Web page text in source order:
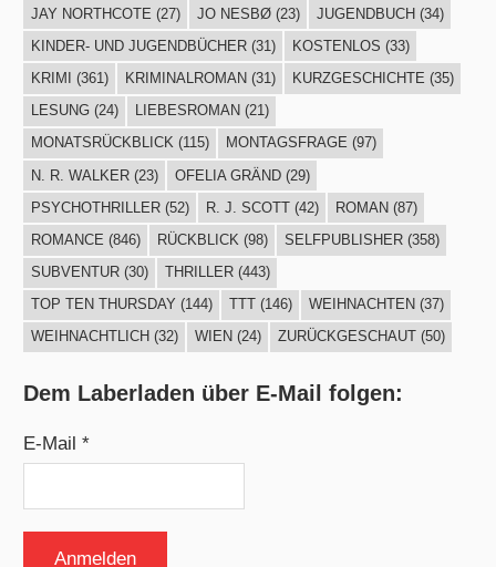
JAY NORTHCOTE (27) JO NESBØ(23) JUGENDBUCH(34)
KINDER- UND JUGENDBÜCHER(31) KOSTENLOS (33)
KRIMI
(361) KRIMINALROMAN (31) KURZGESCHICHTE (35)
LESUNG(24) LIEBESROMAN (21)
MONATSRÜCKBLICK(115) MONTAGSFRAGE (97)
N. R. WALKER(23) OFELIA GRÄND(29)
PSYCHOTHRILLER(52) R. J. SCOTT(42) ROMAN(87)
ROMANCE (846) RÜCKBLICK (98) SELFPUBLISHER(358)
SUBVENTUR(30) THRILLER(443)
TOP TEN THURSDAY (144) TTT(146) WEIHNACHTEN (37)
WEIHNACHTLICH (32) WIEN (24) ZURÜCKGESCHAUT(50)
Dem Laberladen über E-Mail folgen:
E-Mail *